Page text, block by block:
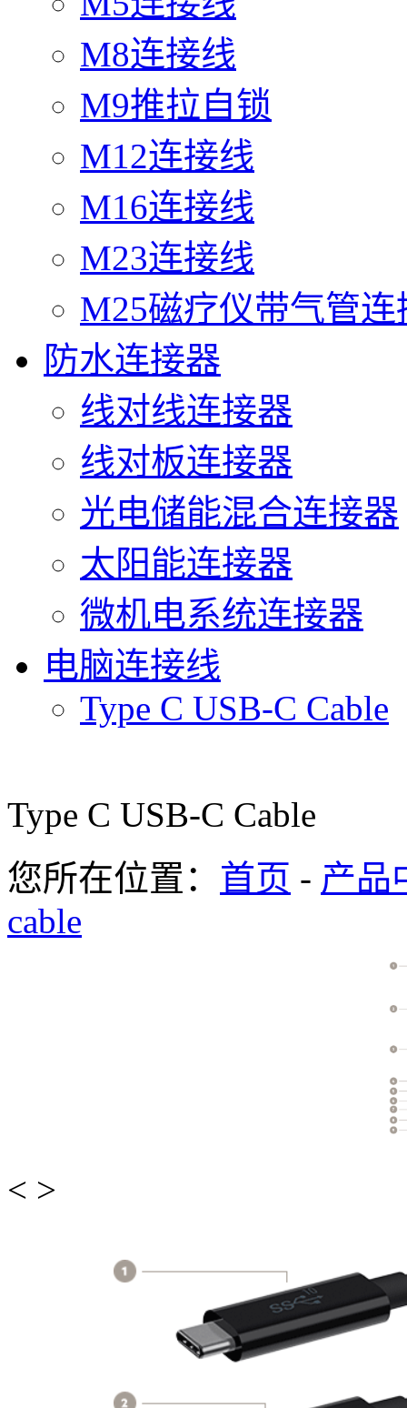
M8连接线
M9推拉自锁
M12连接线
M16连接线
M23连接线
M25磁疗仪带气管连
防水连接器
线对线连接器
线对板连接器
光电储能混合连接器
太阳能连接器
微机电系统连接器
电脑连接线
Type C USB-C Cable
Type C USB-C Cable
您所在位置： 首页 - 产品
cable
< >